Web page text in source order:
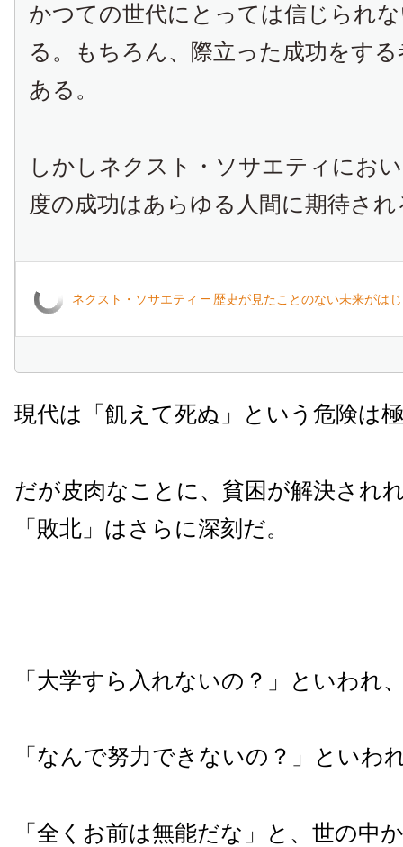
かつての世代にとっては信じられ
る。もちろん、際立った成功をす
ある。
しかしネクスト・ソサエティにお
度の成功はあらゆる人間に期待され
ネクスト・ソサエティ ― 歴史が見たことのない未来がは
現代は「飢えて死ぬ」という危険は
だが皮肉なことに、貧困が解決され
「敗北」はさらに深刻だ。
「大学すら入れないの？」といわれ
「なんで努力できないの？」といわ
「全くお前は無能だな」と、世の中